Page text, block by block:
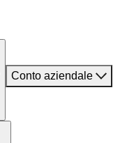
Conto aziendale